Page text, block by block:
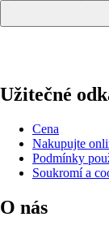
Užitečné
Cena
Nakupujte
Podmínky
Soukromí a
O nás